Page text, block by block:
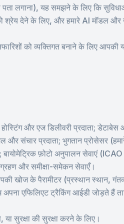
पता लगाना), यह समझने के लिए कि
श्रेय देने के लिए, और हमारे AI मॉडल
को व्यक्तिगत बनाने के लिए आपकी
और एज डिलीवरी प्रदाता; डेटाबेस
और संचार प्रदाता; भुगतान प्रोसेसर
फ़ोटो अनुपालन सेवाएं (ICAO
और समीक्षा-समेकन सेवाएँ।
खोज के पैरामीटर (प्रस्थान स्थान,
एफिलिएट ट्रैकिंग आईडी जोड़ते हैं
या सुरक्षा की सुरक्षा करने के लिए।